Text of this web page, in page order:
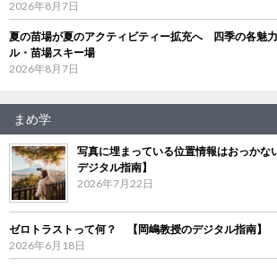
2026年8月7日
夏の苗場が夏のアクティビティー拡充へ 四季の各魅
ル・苗場スキー場
2026年8月7日
まめ学
写真に埋まっている位置情報はおっか
デジタル指南】
2026年7月22日
ゼロトラストって何？ 【岡嶋教授のデジタル指南】
2026年6月18日